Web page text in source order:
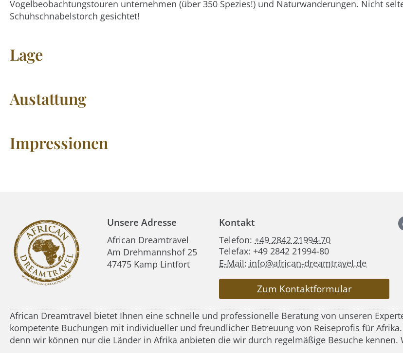
Vogelbeobachtungstouren unternehmen (über 350 Spezies!) und Naturwanderungen. Nicht
Schuhschnabelstorch gesichtet!
Lage
Austattung
Impressionen
Unsere Adresse
African Dreamtravel
Am Drehmannshof 25
47475 Kamp Lintfort
Kontakt
Telefon: +49 2842 21994-70
Telefax: +49 2842 21994-80
E-Mail: info@african-dreamtravel.de
Zum Kontaktformular
African Dreamtravel bietet Ihnen eine schnelle und professionelle Beratung von unseren
kompetente Buchungen mit individueller und freundlicher Betreuung von Reiseprofis für
denn wir können nur die Länder in Afrika anbieten die wir durch regelmäßige Besuche kennen.